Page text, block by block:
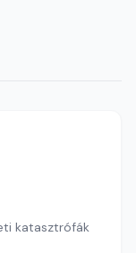
katasztrófák